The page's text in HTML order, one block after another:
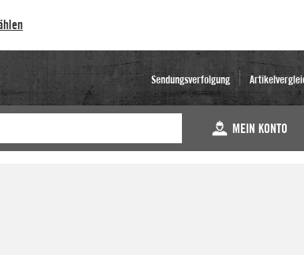
Sendungsverfolgung
MEIN KONTO